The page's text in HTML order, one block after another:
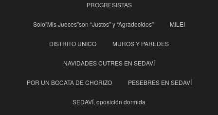
PROGRESISTAS
Solo”Mis Jueces”son “Justos” y “Agradecidos” MILEI
DISTRITO UNICO MUROS Y PAREDES
NAVIDADES CUTRES EN SEDAVÍ
POR UN BOCATA DE CHORIZO PESEBRES EN SEDAVÍ
SEDAVÍ, oposición dormida